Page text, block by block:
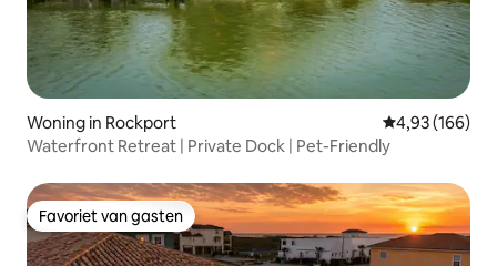
Woning in Rockport Gemiddelde
4,93 (166)
Waterfront Retreat | Private Dock | Pet-Friendly
Favoriet van gasten
Favoriet van gasten